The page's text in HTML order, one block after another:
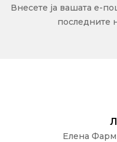
Внесете ја вашата е-
последните
Елена Фарм